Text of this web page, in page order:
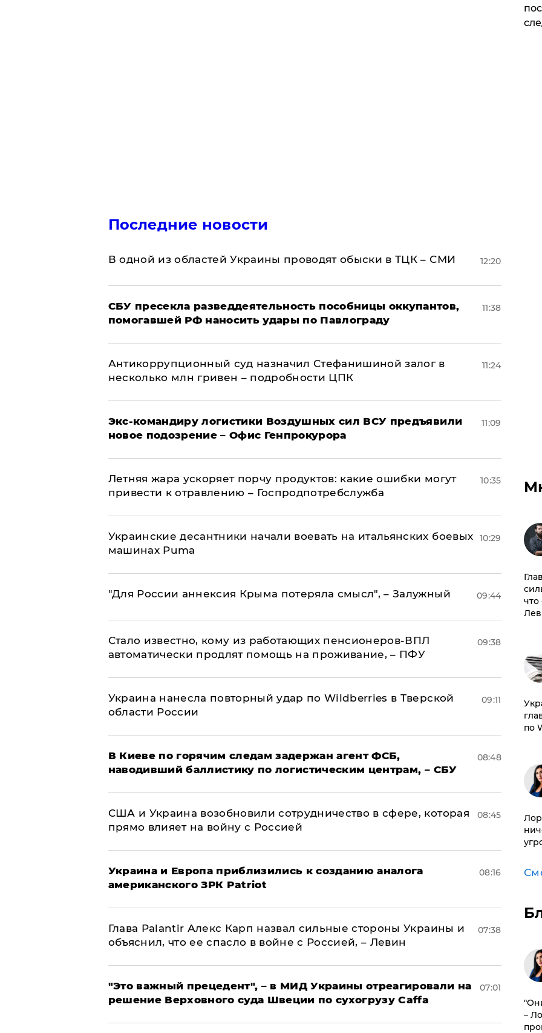
Последние новости
В одной из областей Украины проводят обыски в ТЦК – СМИ 12:20
СБУ пресекла разведдеятельность пособницы оккупантов,
помогавшей РФ наносить удары по Павлограду
11:38
Антикоррупционный суд назначил Стефанишиной залог в
несколько млн гривен – подробности ЦПК
11:24
Экс-командиру логистики Воздушных сил ВСУ предъявили
новое подозрение – Офис Генпрокурора
11:09
Летняя жара ускоряет порчу продуктов: какие ошибки могут
привести к отравлению – Госпродпотребслужба
10:35
Украинские десантники начали воевать на итальянских боевых
машинах Puma
10:29
"Для России аннексия Крыма потеряла смысл", – Залужный 09:44
Стало известно, кому из работающих пенсионеров-ВПЛ
автоматически продлят помощь на проживание, – ПФУ
09:38
Украина нанесла повторный удар по Wildberries в Тверской
области России
09:11
В Киеве по горячим следам задержан агент ФСБ,
наводивший баллистику по логистическим центрам, – СБУ
08:48
США и Украина возобновили сотрудничество в сфере, которая
прямо влияет на войну с Россией
08:45
Украина и Европа приблизились к созданию аналога
американского ЗРК Patriot
08:16
Глава Palantir Алекс Карп назвал сильные стороны Украины и
объяснил, что ее спасло в войне с Россией, – Левин
07:38
"Это важный прецедент", – в МИД Украины отреагировали на
решение Верховного суда Швеции по сухогрузу Caffa
07:01
что
по
–